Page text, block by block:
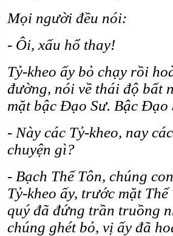
Mọi người đều nói:
- Ôi, xấu hổ thay!
Tỷ-kheo ấy bỏ chạy rồi
đường, nói về thái độ bất
mặt bậc Ðạo Sư. Bậc Ðạo
- Này các Tỷ-kheo, nay
chuyện gì?
- Bạch Thế Tôn, chúng
Tỷ-kheo ấy, trước mặt
quý đã đứng trần truồng
chúng ghét bỏ, vị ấy đã